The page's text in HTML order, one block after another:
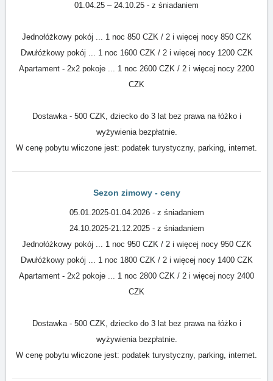
01.04.25 – 24.10.25 - z śniadaniem
Jednołóżkowy pokój ... 1 noc 850 CZK / 2 i więcej nocy 850 CZK
Dwułóżkowy pokój ... 1 noc 1600 CZK / 2 i więcej nocy 1200 CZK
Apartament - 2x2 pokoje ... 1 noc 2600 CZK / 2 i więcej nocy 2200
CZK
Dostawka - 500 CZK, dziecko do 3 lat bez prawa na łóżko i
wyżywienia bezpłatnie.
W cenę pobytu wliczone jest: podatek turystyczny, parking, internet.
Sezon zimowy - ceny
05.01.2025-01.04.2026 - z śniadaniem
24.10.2025-21.12.2025 - z śniadaniem
Jednołóżkowy pokój ... 1 noc 950 CZK / 2 i więcej nocy 950 CZK
Dwułóżkowy pokój ... 1 noc 1800 CZK / 2 i więcej nocy 1400 CZK
Apartament - 2x2 pokoje ... 1 noc 2800 CZK / 2 i więcej nocy 2400
CZK
Dostawka - 500 CZK, dziecko do 3 lat bez prawa na łóżko i
wyżywienia bezpłatnie.
W cenę pobytu wliczone jest: podatek turystyczny, parking, internet.